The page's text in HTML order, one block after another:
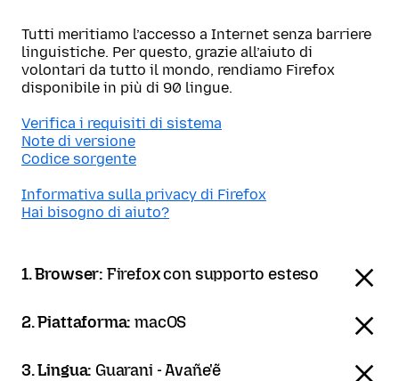
Tutti meritiamo l’accesso a Internet senza barriere
linguistiche. Per questo, grazie all’aiuto di
volontari da tutto il mondo, rendiamo Firefox
disponibile in più di 90 lingue.
Verifica i requisiti di sistema
Note di versione
Codice sorgente
Informativa sulla privacy di Firefox
Hai bisogno di aiuto?
1. Browser: Firefox con supporto esteso
2. Piattaforma:macOS
3. Lingua: Guarani - Avañe'ẽ